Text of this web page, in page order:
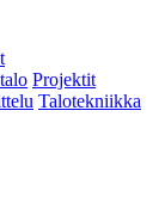
Projektit
Talotekniikka